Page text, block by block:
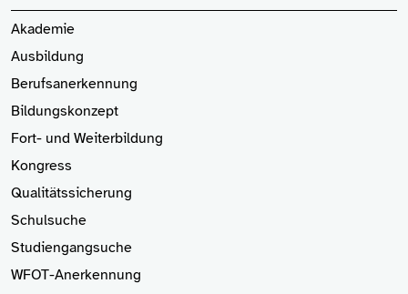
Akademie
Ausbildung
Berufsanerkennung
Bildungskonzept
Fort- und Weiterbildung
Kongress
Qualitätssicherung
Schulsuche
Studiengangsuche
WFOT-Anerkennung